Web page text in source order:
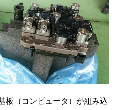
板（コンピュータ）が組み込